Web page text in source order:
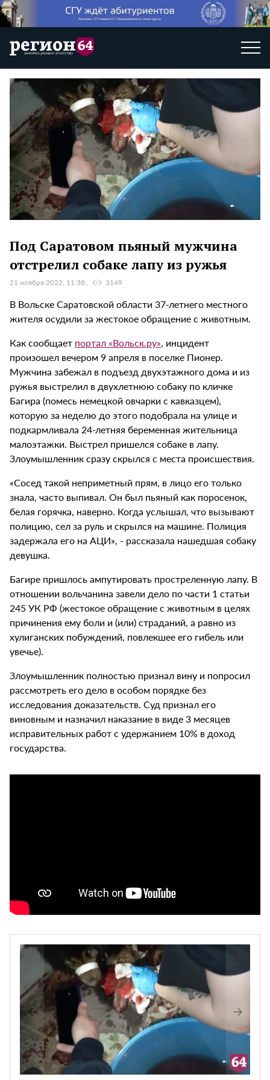
Под Саратовом пьяный мужчина
отстрелил собаке лапу из ружья
21 ноября 2022, 11:38 3149
В Вольске Саратовской области 37-летнего местного
жителя осудили за жестокое обращение с животным.
Как сообщает портал «Вольск.ру», инцидент
произошел вечером 9 апреля в поселке Пионер.
Мужчина забежал в подъезд двухэтажного дома и из
ружья выстрелил в двухлетнюю собаку по кличке
Багира (помесь немецкой овчарки с кавказцем),
которую за неделю до этого подобрала на улице и
подкармливала 24-летняя беременная жительница
малоэтажки. Выстрел пришелся собаке в лапу.
Злоумышленник сразу скрылся с места происшествия.
«Сосед такой неприметный прям, в лицо его только
знала, часто выпивал. Он был пьяный как поросенок,
белая горячка, наверно. Когда услышал, что вызывают
полицию, сел за руль и скрылся на машине. Полиция
задержала его на АЦИ», - рассказала нашедшая собаку
девушка.
Багире пришлось ампутировать простреленную лапу. В
отношении вольчанина завели дело по части 1 статьи
245 УК РФ (жестокое обращение с животным в целях
причинения ему боли и (или) страданий, а равно из
хулиганских побуждений, повлекшее его гибель или
увечье).
Злоумышленник полностью признал вину и попросил
рассмотреть его дело в особом порядке без
исследования доказательств. Суд признал его
виновным и назначил наказание в виде 3 месяцев
исправительных работ с удержанием 10% в доход
государства.